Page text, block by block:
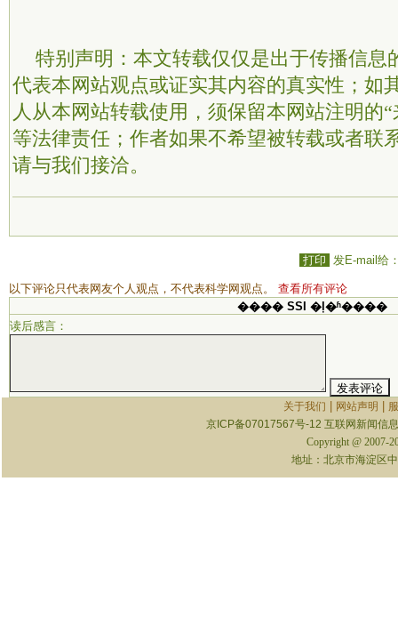
特别声明：本文转载仅仅是出于传播信息
代表本网站观点或证实其内容的真实性；如
人从本网站转载使用，须保留本网站注明的
等法律责任；作者如果不希望被转载或者联
请与我们接洽。
打印 发E-mail给
以下评论只代表网友个人观点，不代表科学网观点。 查看所有评论
���� SSI �ļ�ʱ����
读后感言：
关于我们 网站声明
京ICP备07017567号-12 互联网新闻信
Copyright @ 2007-
地址：北京市海淀区